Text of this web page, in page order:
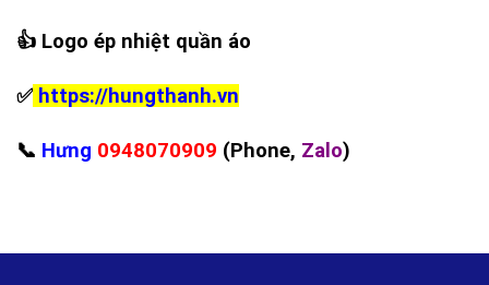
👍 Logo ép nhiệt quần áo
✅ https://hungthanh.vn
📞 Hưng 0948070909 (Phone, Zalo)